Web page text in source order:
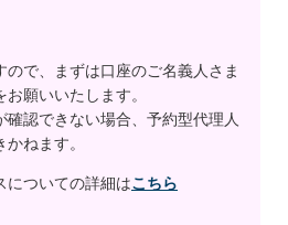
ので、まずは口座のご名義人さま
お願いいたします。
確認できない場合、予約型代理人
ねます。
についての詳細はこちら